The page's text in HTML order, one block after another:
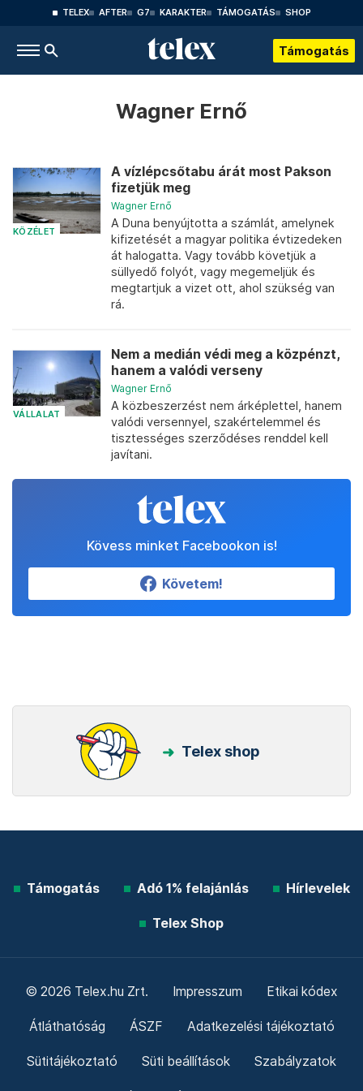
TELEX AFTER G7 KARAKTER TÁMOGATÁS SHOP
Támogatás
Wagner Ernő
KÖZÉLET
A vízlépcsőtabu árát most Pakson
fizetjük meg
Wagner Ernő
A Duna benyújtotta a számlát, amelynek
kifizetését a magyar politika évtizedeken
át halogatta. Vagy tovább követjük a
süllyedő folyót, vagy megemeljük és
megtartjuk a vizet ott, ahol szükség van
rá.
VÁLLALAT
Nem a medián védi meg a közpénzt,
hanem a valódi verseny
Wagner Ernő
A közbeszerzést nem árképlettel, hanem
valódi versennyel, szakértelemmel és
tisztességes szerződéses renddel kell
javítani.
Kövess minket Facebookon is!
Követem!
Telex shop
Támogatás Adó 1% felajánlás Hírlevelek
Telex Shop
© 2026 Telex.hu Zrt. Impresszum Etikai kódex
Átláthatóság ÁSZF Adatkezelési tájékoztató
Sütitájékoztató Süti beállítások Szabályzatok